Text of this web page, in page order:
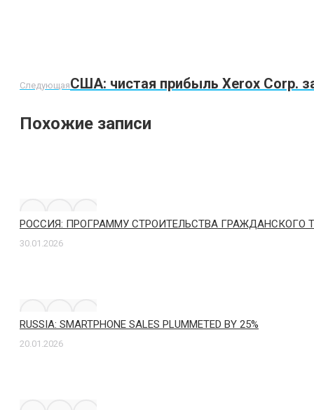
СледующаяСледующая
США: чистая прибыль Xerox Corp.
Похожие записи
РОССИЯ: ПРОГРАММУ СТРОИТЕЛЬСТВА ГРАЖДАНСКОГО
30.01.2026
RUSSIA: SMARTPHONE SALES PLUMMETED BY 25%
20.01.2026